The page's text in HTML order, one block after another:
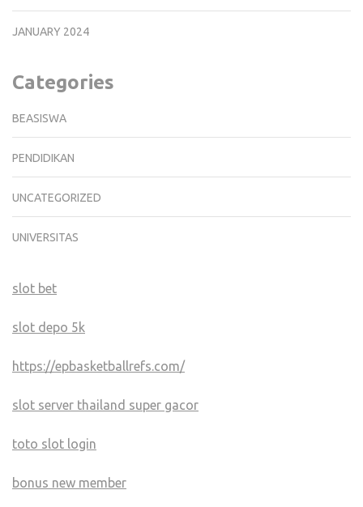
JANUARY 2024
Categories
BEASISWA
PENDIDIKAN
UNCATEGORIZED
UNIVERSITAS
slot bet
slot depo 5k
https://epbasketballrefs.com/
slot server thailand super gacor
toto slot login
bonus new member